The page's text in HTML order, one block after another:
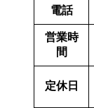
電話
営業時
間
定休日